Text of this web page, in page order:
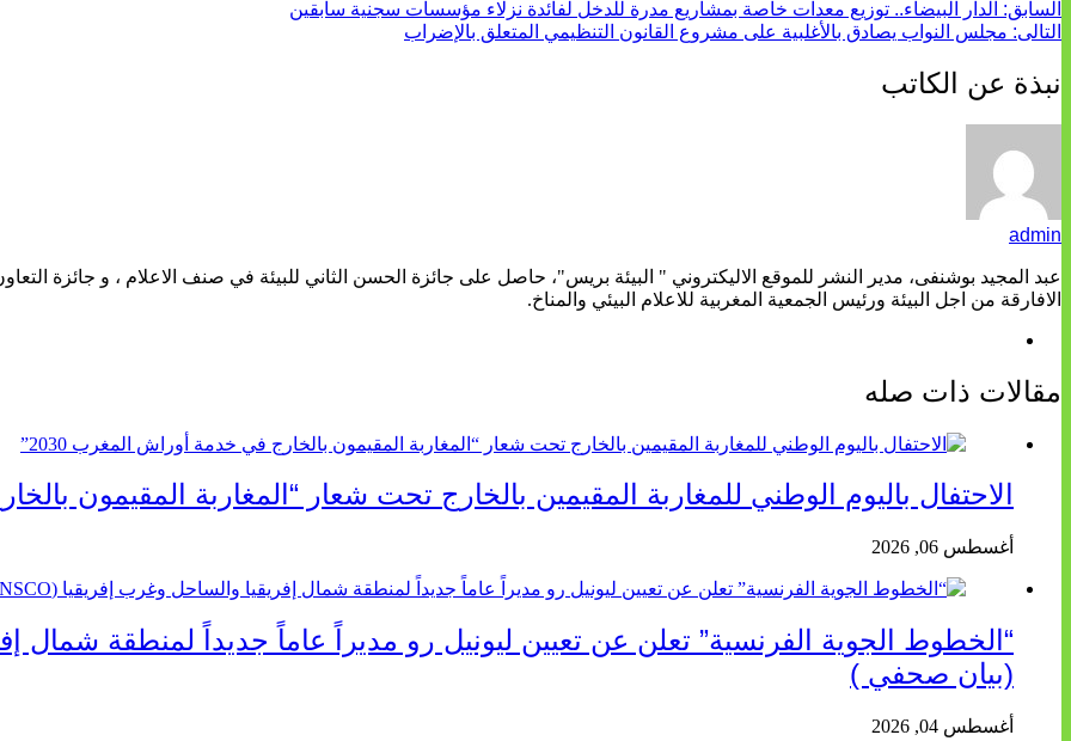
السابق: الدار البيضاء.. توزيع معدات خاصة بمشاريع مدرة للدخل لفائدة نزلاء مؤسسات سجنية سابقين
التالى: مجلس النواب يصادق بالأغلبية على مشروع القانون التنظيمي المتعلق بالإضراب
نبذة عن الكاتب
admin
عبد المجيد بوشنفى، مدير النشر للموقع الاليكتروني " البيئة بريس"، حاصل على جائزة الحسن الثاني للبيئة في صنف الاعلام ، و جائزة
الافارقة من اجل البيئة ورئيس الجمعية المغربية للاعلام البيئي والمناخ.
مقالات ذات صله
الاحتفال باليوم الوطني للمغاربة المقيمين بالخارج تحت شعار “المغاربة المقيمون
أغسطس 06, 2026
(بيان صحفي )
أغسطس 04, 2026